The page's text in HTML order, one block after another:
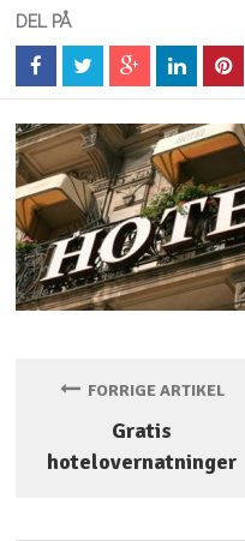
DEL PÅ
FORRIGE ARTIKEL
Gratis
hotelovernatninger